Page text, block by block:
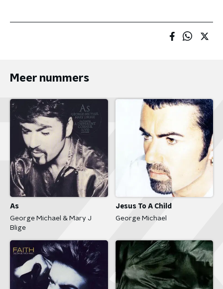
Meer nummers
As
George Michael & Mary J
Blige
Jesus To A Child
George Michael